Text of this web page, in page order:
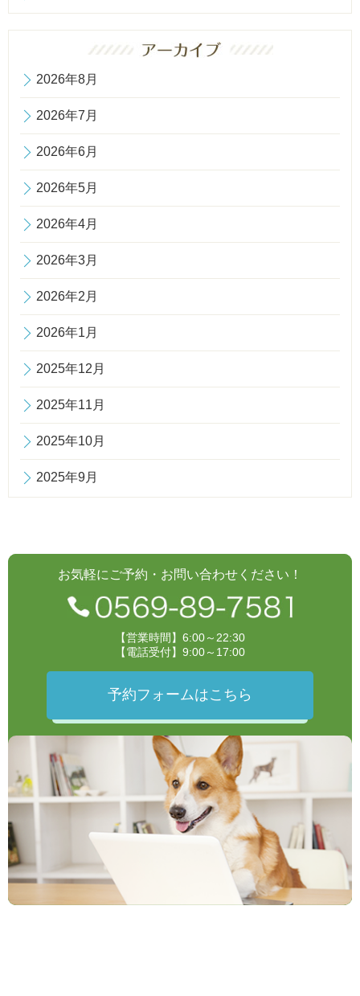
2026年8月
2026年7月
2026年6月
2026年5月
2026年4月
2026年3月
2026年2月
2026年1月
2025年12月
2025年11月
2025年10月
2025年9月
お気軽にご予約・お問い合わせください！
【営業時間】6:00～22:30
【電話受付】9:00～17:00
予約フォームはこちら